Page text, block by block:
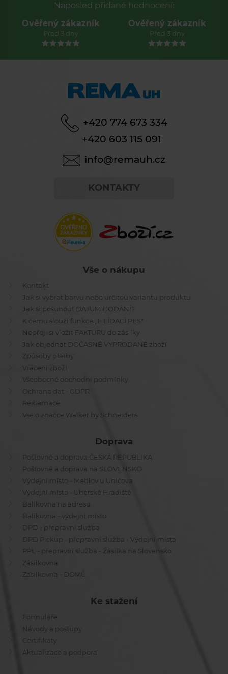
Naposled přidané hodnocení:
zákazník
Před 3 dny
Ověřený zákazník
Před 3 dny
+420 774 673 334
+420 603 115 091
info@remauh.cz
KONTAKTY
Vše o nákupu
Kontakt
Jak si vybrat barvu nebo určitou variantu produktu
Jak si posunout DATUM DODÁNÍ?
K čemu slouží funkce ,,HLÍDACÍ PES"
Nepřeji si vložit FAKTURU do zásilky
Jak objednat DOČASNĚ VYPRODANÉ zboží
Způsoby platby
Vrácení zboží
Všeobecné obchodní podmínky
Ochrana dat - GDPR
Reklamace
Vše o značce Walker by Schneiders
Doprava
Poštovné a doprava ČESKÁ REPUBLIKA
Poštovné a doprava na SLOVENSKO
Výdejní místo - Medlov u Uničova
Výdejní místo - Uherské Hradiště
Balíkovna na adresu
Balíkovna - výdejní místo
DPD - přepravní služba
DPD Pickup - přepravní služba - Výdejní místa
PPL - přepravní služba - Zásilka na Slovensko
Zásilkovna
Zásilkovna - DOMŮ
Ke stažení
Formuláře
Návody a postupy
Certifikáty
Aktualizace a podpora